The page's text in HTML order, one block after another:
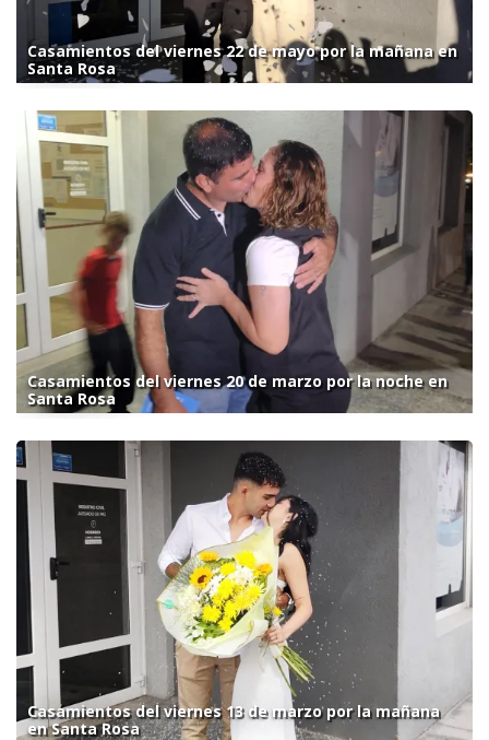
Casamientos del viernes 22 de mayo por la mañana en
Santa Rosa
Casamientos del viernes 20 de marzo por la noche en
Santa Rosa
Casamientos del viernes 13 de marzo por la mañana
en Santa Rosa